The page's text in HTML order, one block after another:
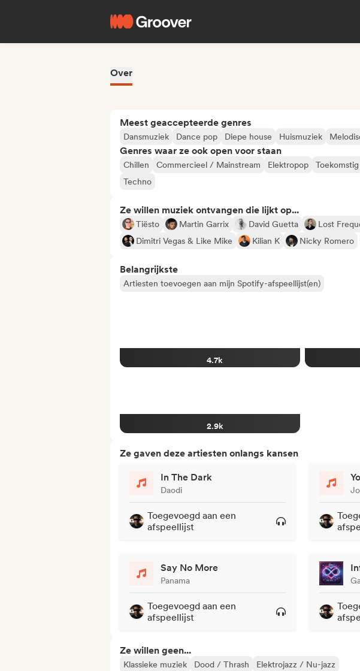
Over
Meest geaccepteerde genres
Dansmuziek Dance pop Diepe house Huismuziek
Genres waar ze ook open voor staan
Chillen Commercieel / Mainstream Elektropop
Techno
Ze willen muziek ontvangen die lijkt op...
Tiësto Martin Garrix David Guetta Lost
Dimitri Vegas & Like Mike
Kilian K Nicky Romero
Belangrijkste
Artiesten toevoegen aan mijn Spotify-afspeellijst(en)
4.7k
2.9k
Ze gaven deze artiesten onlangs kansen
In The Dark
Daodi
Toegevoegd aan een
afspeellijst
Say No More
Panama
Toegevoegd aan een
afspeellijst
Ze willen geen...
Klassieke muziek Dood / Thrash Elektrojazz / Nu-jazz